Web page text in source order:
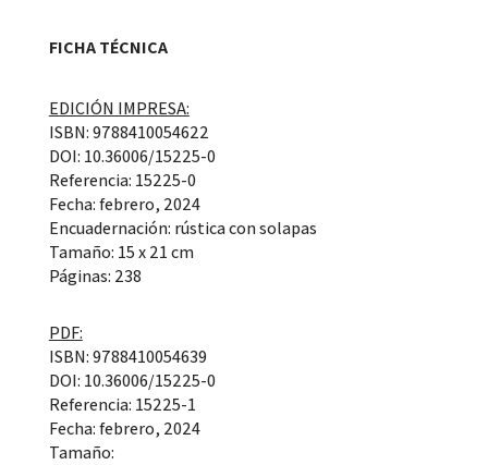
FICHA TÉCNICA
EDICIÓN IMPRESA:
ISBN: 9788410054622
DOI: 10.36006/15225-0
Referencia: 15225-0
Fecha: febrero, 2024
Encuadernación: rústica con solapas
Tamaño: 15 x 21 cm
Páginas: 238
PDF:
ISBN: 9788410054639
DOI: 10.36006/15225-0
Referencia: 15225-1
Fecha: febrero, 2024
Tamaño: